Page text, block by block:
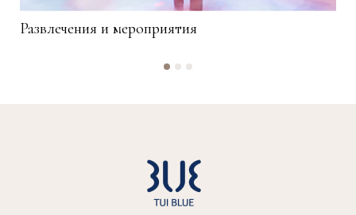
Развлечения и мероприятия